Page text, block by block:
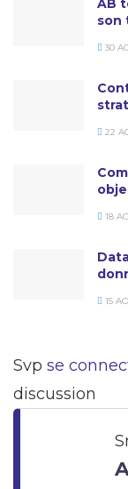
AB
son
30
22
18
15
Svp se
discussion